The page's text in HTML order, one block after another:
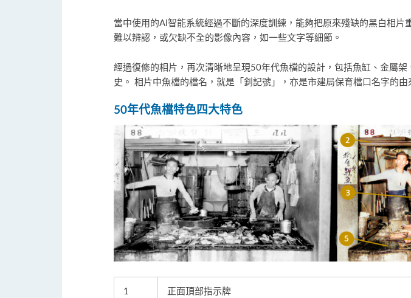
當中使用的AI智能系統經過不斷的深度訓練，能夠把原來殘缺的黑白相
難以辨認，或欠缺不全的影像內容，如一些文字等細節。
經過復修的相片，再次清晰地呈現50年代魚檔的設計，包括魚缸、金屬
史。 相片中魚檔的檔名，就是「釗記號」，亦是市建局保育檔口名字的由
50年代魚檔特色四大特色
1 正面頂部指示牌